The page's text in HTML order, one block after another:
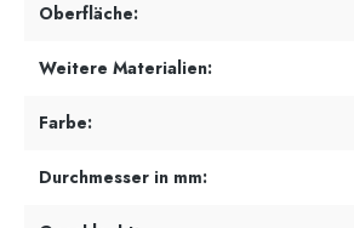
Oberfläche:
Weitere Materialien:
Farbe:
Durchmesser in mm: